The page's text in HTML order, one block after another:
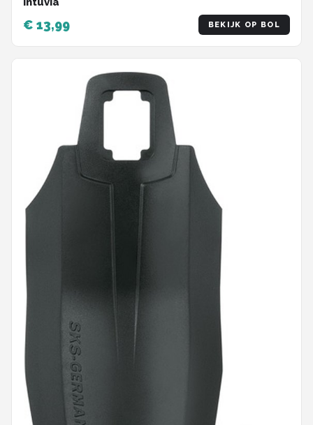
€ 13,99 BEKIJK OP BOL